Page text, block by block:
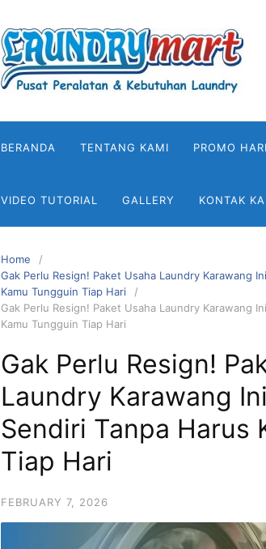
BERANDA TENTANG KAMI PROMO
VIDEO TUTORIAL GALLERY KONTAK
Home
Gak Perlu Resign! Paket Usaha Laundry Karawang
Kamu Tungguin Tiap Hari
Gak Perlu Resign! Paket Usaha Laundry Karawang
Kamu Tungguin Tiap Hari
Gak Perlu Resign!
Laundry Karawang
Sendiri Tanpa Harus
Tiap Hari
FEBRUARY 7, 2026